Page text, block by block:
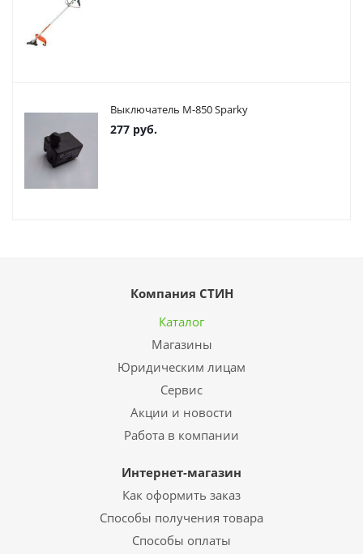
Выключатель М-850 Sparky
277 руб.
Компания СТИН
Каталог
Магазины
Юридическим лицам
Сервис
Акции и новости
Работа в компании
Интернет-магазин
Как оформить заказ
Способы получения товара
Способы оплаты